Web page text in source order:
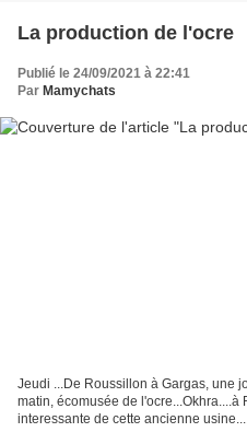
La production de l'ocre
Publié le 24/09/2021 à 22:41
Par Mamychats
Jeudi ...De Roussillon à Gargas, une
matin, écomusée de l'ocre...Okhra....à
interessante de cette ancienne